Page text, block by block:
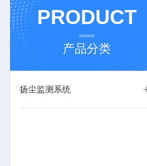
PRODUCT
产品分类
扬尘监测系统